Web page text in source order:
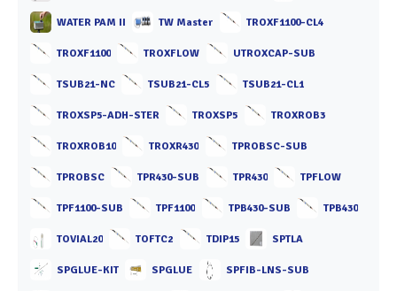
WATER PAM II TW Master TROXF1100-CL4
TROXF1100 TROXFLOW UTROXCAP-SUB
TSUB21-NC TSUB21-CL5 TSUB21-CL1
TROXSP5-ADH-STER TROXSP5 TROXROB3
TROXROB10 TROXR430 TPROBSC-SUB
TPROBSC TPR430-SUB TPR430 TPFLOW
TPF1100-SUB TPF1100 TPB430-SUB TPB430
TOVIAL20 TOFTC2 TDIP15 SPTLA
SPGLUE-KIT SPGLUE SPFIB-LNS-SUB